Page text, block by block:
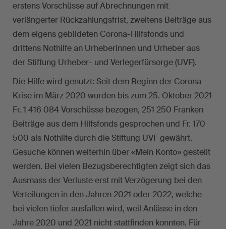
erstens Vorschüsse auf Abrechnungen mit
verlängerter Rückzahlungsfrist, zweitens Beiträge aus
dem eigens gebildeten Corona-Hilfsfonds und
drittens Nothilfe an Urheberinnen und Urheber aus
der Stiftung Urheber- und Verlegerfürsorge (UVF).
Die Hilfe wird genutzt: Seit dem Beginn der Corona-
Krise im März 2020 wurden bis zum 25. Oktober 2021
Fr. 1 416 084 Vorschüsse bezogen, 251 250 Franken
Beiträge aus dem Hilfsfonds gesprochen und Fr. 170
500 als Nothilfe durch die Stiftung UVF gewährt.
Gesuche können weiterhin über «Mein Konto» gestellt
werden. Bei vielen Bezugsberechtigten zeigt sich das
Ausmass der Verluste erst mit Verzögerung bei den
Verteilungen in den Jahren 2021 oder 2022, welche
bei vielen tiefer ausfallen wird, weil Anlässe in den
Jahre 2020 und 2021 nicht stattfinden konnten. Für